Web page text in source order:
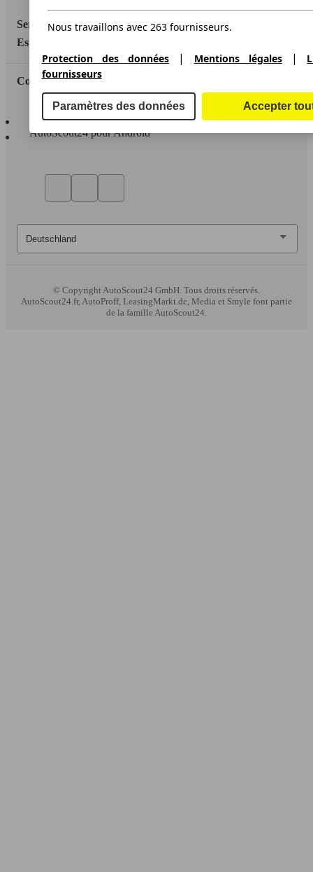
Service
Espace Pro
Contact
AutoScout24 pour iOS
AutoScout24 pour Android
© CopyrightAutoScout24 GmbH. Tous droits réservés.
AutoScout24.fr, AutoProff, LeasingMarkt.de, Media et Smyle font partie
de la famille AutoScout24.
Nous travaillons avec 263 fournisseurs.
Protection des données | Mentions légales|
fournisseurs
Paramètres des données Accepter